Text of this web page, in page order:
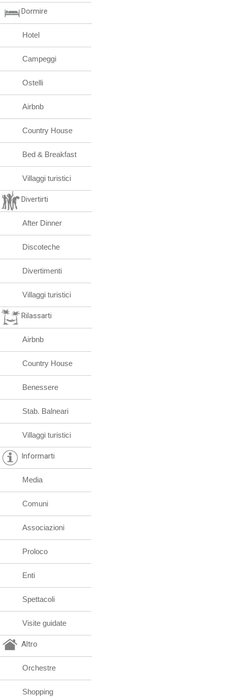
Dormire
Hotel
Campeggi
Ostelli
Airbnb
Country House
Bed & Breakfast
Villaggi turistici
Divertirti
After Dinner
Discoteche
Divertimenti
Villaggi turistici
Rilassarti
Airbnb
Country House
Benessere
Stab. Balneari
Villaggi turistici
Informarti
Media
Comuni
Associazioni
Proloco
Enti
Spettacoli
Visite guidate
Altro
Orchestre
Shopping